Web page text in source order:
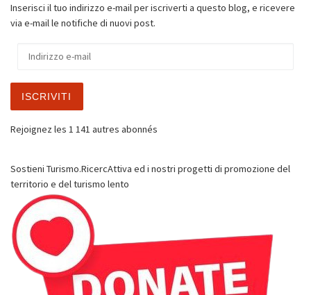
Inserisci il tuo indirizzo e-mail per iscriverti a questo blog, e ricevere
via e-mail le notifiche di nuovi post.
ISCRIVITI
Rejoignez les 1 141 autres abonnés
Sostieni Turismo.RicercAttiva ed i nostri progetti di promozione del
territorio e del turismo lento